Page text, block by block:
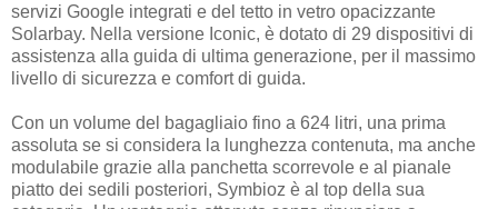
servizi Google integrati e del tetto in vetro opacizzante
Solarbay. Nella versione Iconic, è dotato di 29 dispositivi di
assistenza alla guida di ultima generazione, per il massimo
livello di sicurezza e comfort di guida.
Con un volume del bagagliaio fino a 624 litri, una prima
assoluta se si considera la lunghezza contenuta, ma anche
modulabile grazie alla panchetta scorrevole e al pianale
piatto dei sedili posteriori, Symbioz è al top della sua